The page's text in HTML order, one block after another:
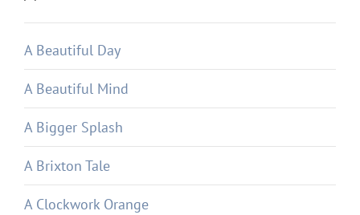
A Beautiful Day
A Beautiful Mind
A Bigger Splash
A Brixton Tale
A Clockwork Orange